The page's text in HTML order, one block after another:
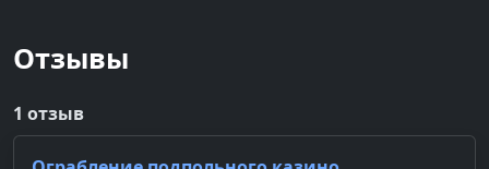
Отзывы
1 отзыв